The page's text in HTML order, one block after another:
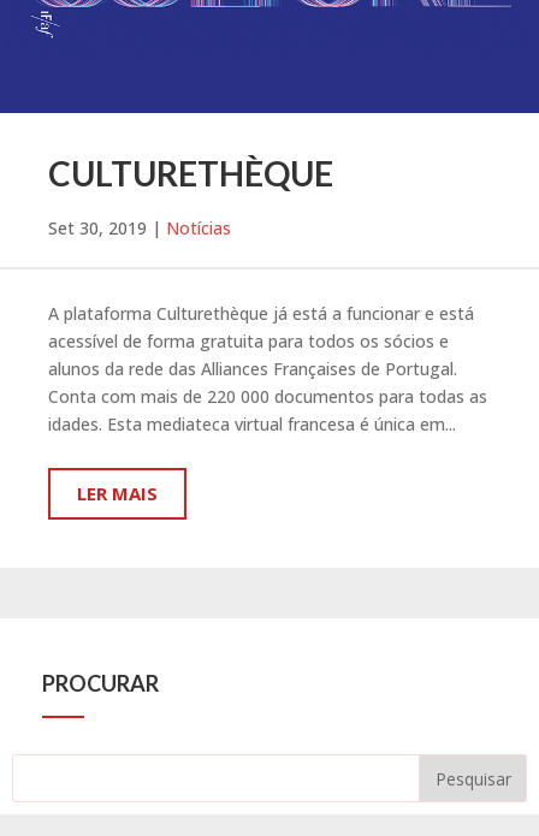
CULTURETHÈQUE
Set 30, 2019 | Notícias
A plataforma Culturethèque já está a funcionar e está
acessível de forma gratuita para todos os sócios e
alunos da rede das Alliances Françaises de Portugal.
Conta com mais de 220 000 documentos para todas as
idades. Esta mediateca virtual francesa é única em...
LER MAIS
PROCURAR